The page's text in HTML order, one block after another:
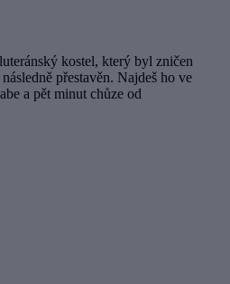
kostel, který byl zničen
přestavěn. Najdeš ho ve
a pět minut chůze od